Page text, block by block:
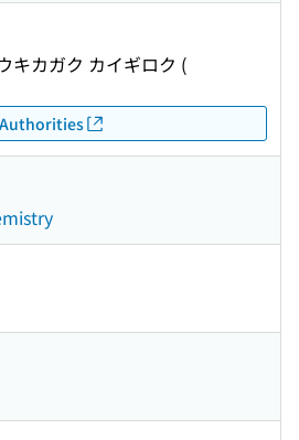
キカガク カイギロク (
Authorities